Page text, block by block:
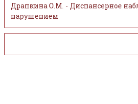
Драпкина О.М. - Диспансерное
нарушением